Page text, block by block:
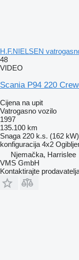
H.F.NIELSEN
48
VIDEO
Scania P94 220
Cijena na upit
Vatrogasno vozilo
1997
135.100 km
Snaga 220 k.s. (162 kW)
konfiguracija 4x2
Njemačka, Harrislee
VMS GmbH
Kontaktirajte